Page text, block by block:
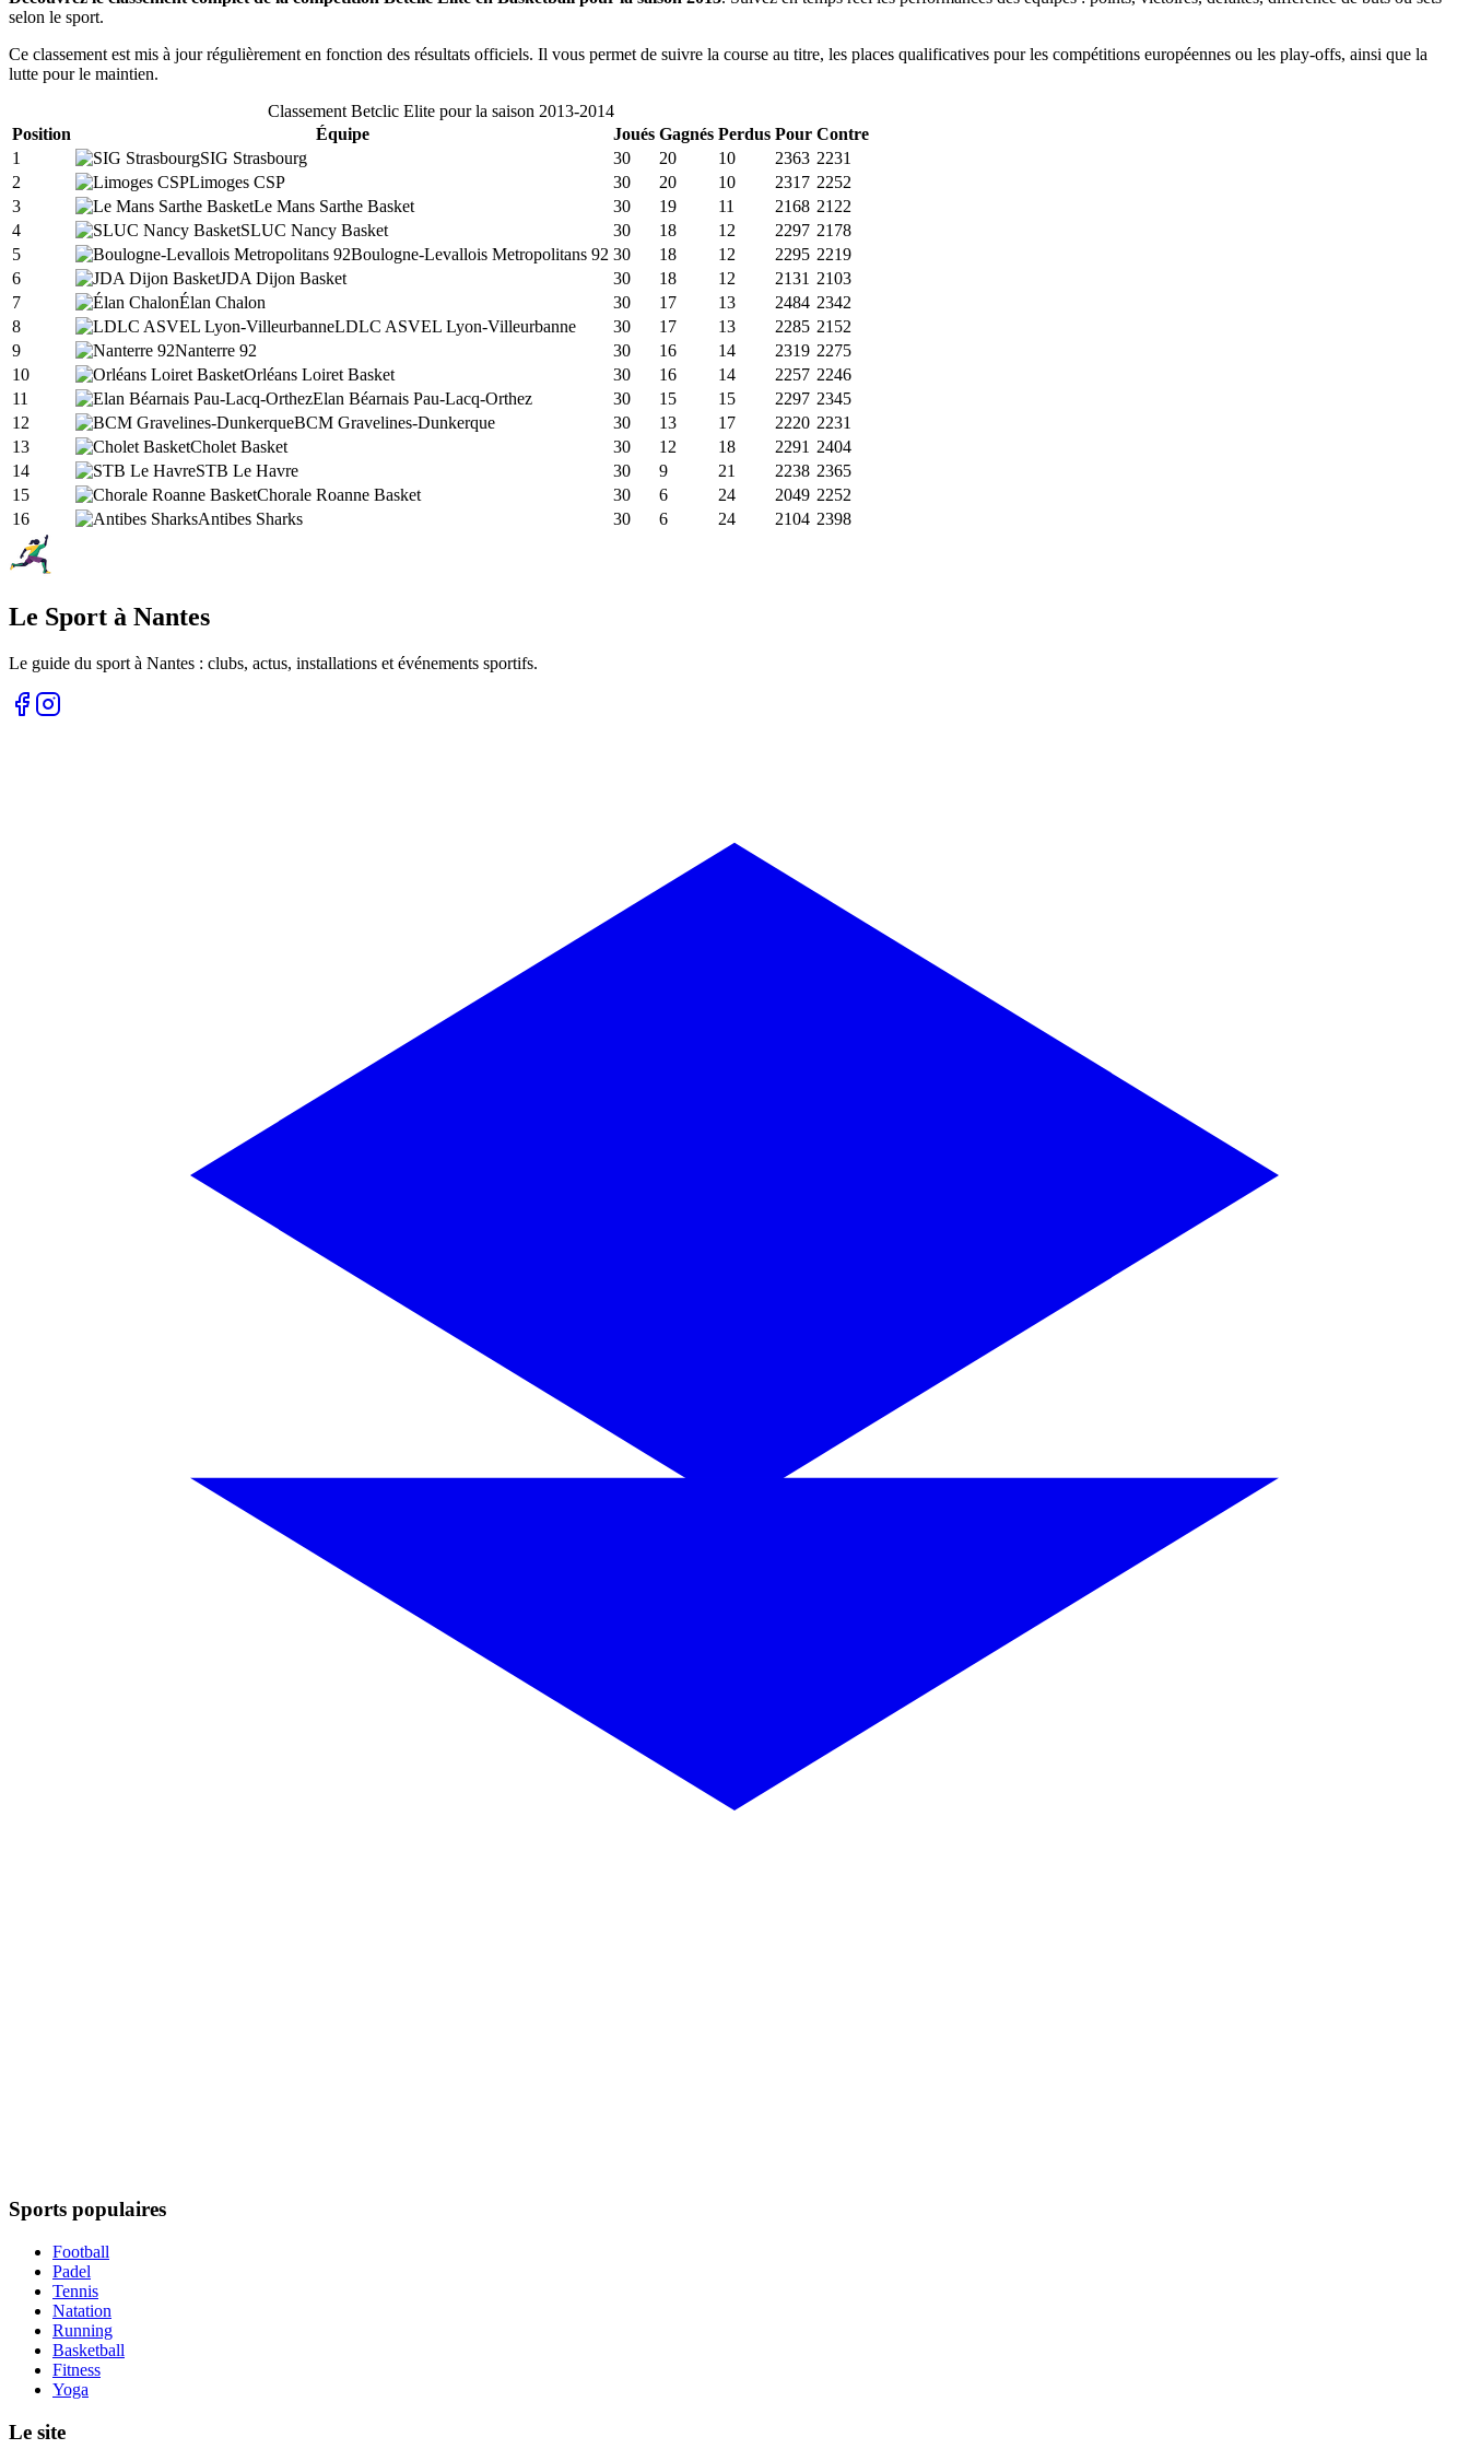
selon le sport.
Ce classement est mis à jour régulièrement en fonction des résultats officiels. Il vous permet de suivre la course au titre, les places qualificatives pour les compétitions européennes ou les play-offs, ainsi que la
lutte pour le maintien.
Classement Betclic Elitepour la saison 2013-2014
Position
Équipe Joués Gagnés Perdus Pour Contre
1
SIG Strasbourg 30 20 10 2363 2231
2
Limoges CSP 30 20 10 2317 2252
3
Le Mans Sarthe Basket 30 19 11 2168 2122
4
SLUC Nancy Basket 30 18 12 2297 2178
5
Boulogne-Levallois Metropolitans 92 30 18 12 2295 2219
6
JDA Dijon Basket 30 18 12 2131 2103
7
Élan Chalon 30 17 13 2484 2342
8
LDLC ASVEL Lyon-Villeurbanne 30 17 13 2285 2152
9
Nanterre 92 30 16 14 2319 2275
10
Orléans Loiret Basket 30 16 14 2257 2246
11
Elan Béarnais Pau-Lacq-Orthez 30 15 15 2297 2345
12
BCM Gravelines-Dunkerque 30 13 17 2220 2231
13
Cholet Basket 30 12 18 2291 2404
14
STB Le Havre 30 9 21 2238 2365
15
Chorale Roanne Basket 30 6 24 2049 2252
16
Antibes Sharks 30 6 24 2104 2398
Le Sport à Nantes
Le guide du sport à Nantes : clubs, actus, installations et événements sportifs.
Sports populaires
Football
Padel
Tennis
Natation
Running
Basketball
Fitness
Yoga
Le site